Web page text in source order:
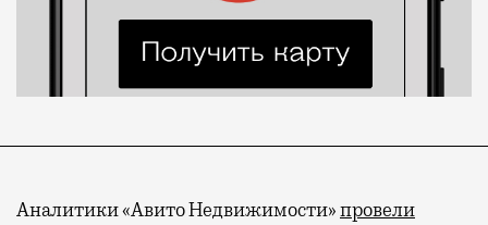
Аналитики «Авито Недвижимости»провели